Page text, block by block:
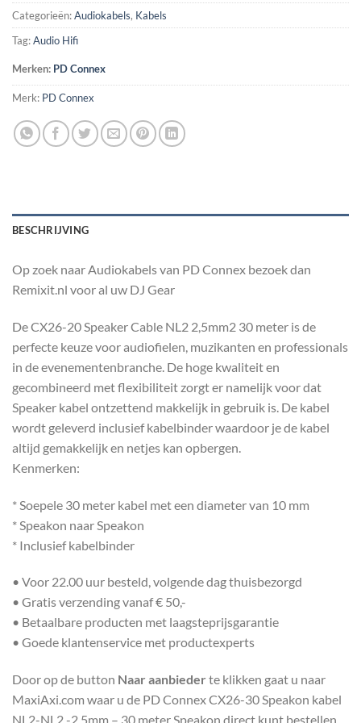
Categorieën:Audiokabels, Kabels
Tag:Audio Hifi
Merken: PD Connex
Merk: PD Connex
BESCHRIJVING
Op zoek naar Audiokabels van PD Connex bezoek dan
Remixit.nl voor al uw DJ Gear
De CX26-20 Speaker Cable NL2 2,5mm2 30 meter is de
perfecte keuze voor audiofielen, muzikanten en professionals
in de evenementenbranche. De hoge kwaliteit en
gecombineerd met flexibiliteit zorgt er namelijk voor dat
Speaker kabel ontzettend makkelijk in gebruik is. De kabel
wordt geleverd inclusief kabelbinder waardoor je de kabel
altijd gemakkelijk en netjes kan opbergen.
Kenmerken:
* Soepele 30 meter kabel met een diameter van 10 mm
* Speakon naar Speakon
* Inclusief kabelbinder
• Voor 22.00 uur besteld, volgende dag thuisbezorgd
• Gratis verzending vanaf € 50,-
• Betaalbare producten met laagsteprijsgarantie
• Goede klantenservice met productexperts
Door op de button Naar aanbieder te klikken gaat u naar
MaxiAxi.com waar u de PD Connex CX26-30 Speakon kabel
NL2-NL2 -2,5mm – 30 meter Speakon direct kunt bestellen